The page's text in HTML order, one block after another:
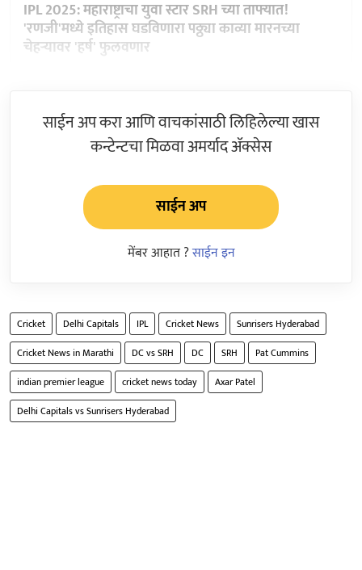
IPL 2025: महाराष्ट्राचा युवा स्टार SRH च्या ताफ्यात!
'रणजी'मध्ये इतिहास घडविणारा पठ्ठ्या काव्या मारनच्या
चेहऱ्यावर 'हर्ष' फुलवणार
साईन अप करा आणि वाचकांसाठी लिहिलेल्या खास
कन्टेन्टचा मिळवा अमर्याद ॲक्सेस
साईन अप
मेंबर आहात ?साईन इन
Cricket Delhi Capitals IPL Cricket News
Sunrisers Hyderabad
Cricket News in Marathi
DC vs SRH DC SRH
Pat Cummins
indian premier league
cricket news today
Axar Patel
Delhi Capitals vs Sunrisers Hyderabad